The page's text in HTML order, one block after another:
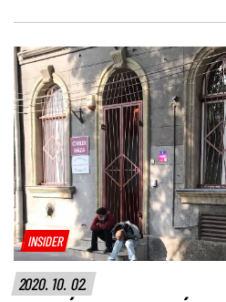
INSIDER
2020. 10. 02.